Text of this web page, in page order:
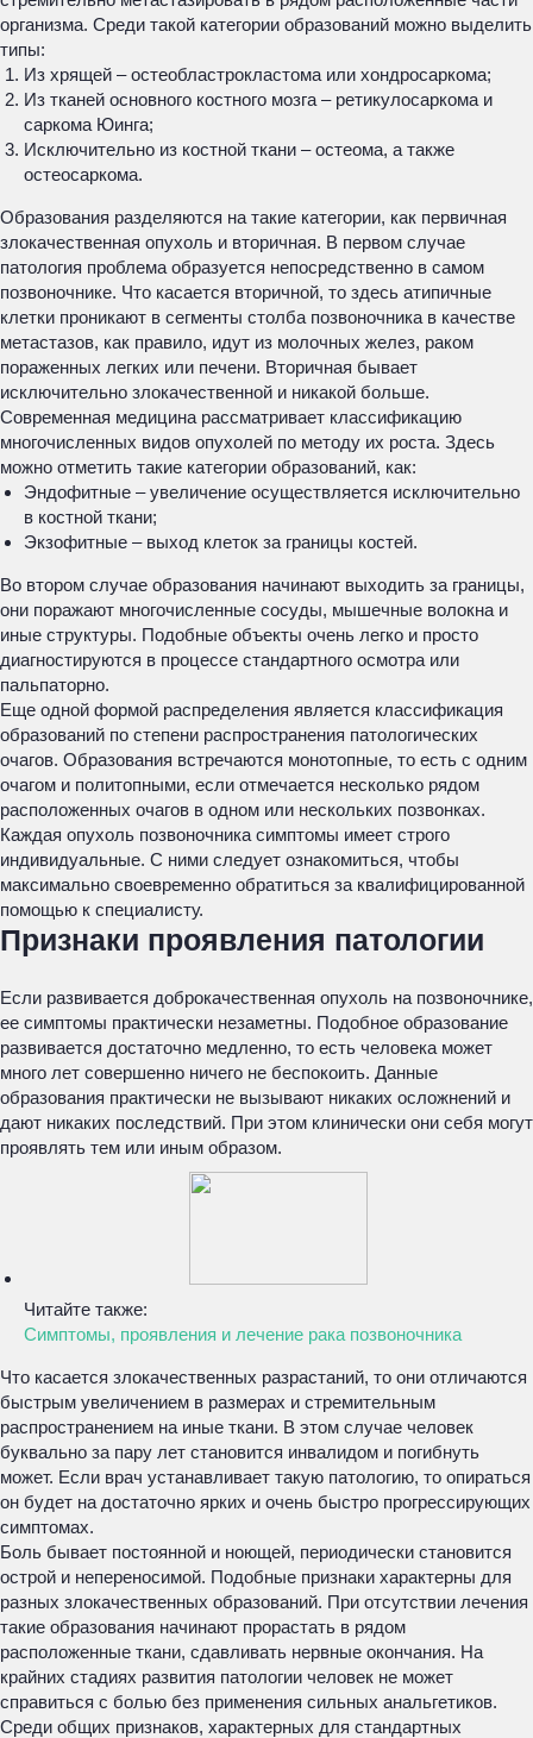
организма. Среди такой категории образований можно выделить
типы:
Из хрящей – остеобластрокластома или хондросаркома;
Из тканей основного костного мозга – ретикулосаркома и
саркома Юинга;
Исключительно из костной ткани – остеома, а также
остеосаркома.
Образования разделяются на такие категории, как первичная
злокачественная опухоль и вторичная. В первом случае
патология проблема образуется непосредственно в самом
позвоночнике. Что касается вторичной, то здесь атипичные
клетки проникают в сегменты столба позвоночника в качестве
метастазов, как правило, идут из молочных желез, раком
пораженных легких или печени. Вторичная бывает
исключительно злокачественной и никакой больше.
Современная медицина рассматривает классификацию
многочисленных видов опухолей по методу их роста. Здесь
можно отметить такие категории образований, как:
Эндофитные – увеличение осуществляется исключительно
в костной ткани;
Экзофитные – выход клеток за границы костей.
Во втором случае образования начинают выходить за границы,
они поражают многочисленные сосуды, мышечные волокна и
иные структуры. Подобные объекты очень легко и просто
диагностируются в процессе стандартного осмотра или
пальпаторно.
Еще одной формой распределения является классификация
образований по степени распространения патологических
очагов. Образования встречаются монотопные, то есть с одним
очагом и политопными, если отмечается несколько рядом
расположенных очагов в одном или нескольких позвонках.
Каждая опухоль позвоночника симптомы имеет строго
индивидуальные. С ними следует ознакомиться, чтобы
максимально своевременно обратиться за квалифицированной
помощью к специалисту.
Признаки проявления патологии
Если развивается доброкачественная опухоль на позвоночнике,
ее симптомы практически незаметны. Подобное образование
развивается достаточно медленно, то есть человека может
много лет совершенно ничего не беспокоить. Данные
образования практически не вызывают никаких осложнений и
дают никаких последствий. При этом клинически они себя могут
проявлять тем или иным образом.
Читайте также:
Симптомы, проявления и лечение рака позвоночника
Что касается злокачественных разрастаний, то они отличаются
быстрым увеличением в размерах и стремительным
распространением на иные ткани. В этом случае человек
буквально за пару лет становится инвалидом и погибнуть
может. Если врач устанавливает такую патологию, то опираться
он будет на достаточно ярких и очень быстро прогрессирующих
симптомах.
Боль бывает постоянной и ноющей, периодически становится
острой и непереносимой. Подобные признаки характерны для
разных злокачественных образований. При отсутствии лечения
такие образования начинают прорастать в рядом
расположенные ткани, сдавливать нервные окончания. На
крайних стадиях развития патологии человек не может
справиться с болью без применения сильных анальгетиков.
Среди общих признаков, характерных для стандартных